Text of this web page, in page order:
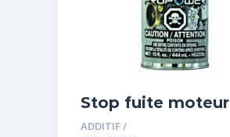
Stop fuite moteur
ADDITIF /